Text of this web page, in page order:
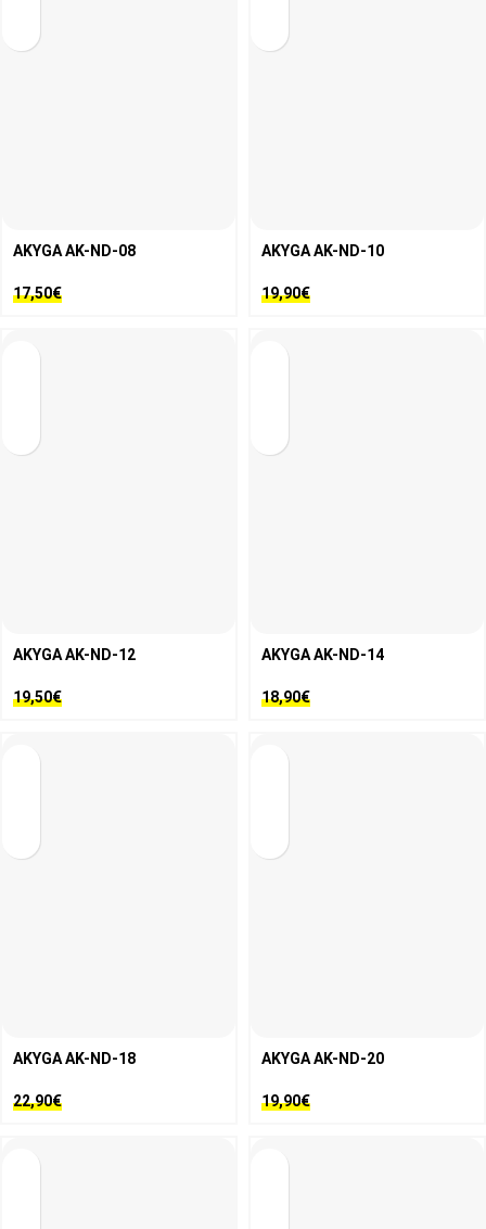
AKYGA AK-ND-08
17,50€
AKYGA AK-ND-10
19,90€
AKYGA AK-ND-12
19,50€
AKYGA AK-ND-14
18,90€
AKYGA AK-ND-18
22,90€
AKYGA AK-ND-20
19,90€